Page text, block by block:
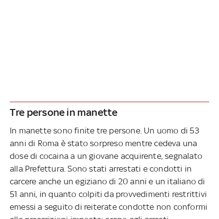
Tre persone in manette
In manette sono finite tre persone. Un uomo di 53
anni di Roma è stato sorpreso mentre cedeva una
dose di cocaina a un giovane acquirente, segnalato
alla Prefettura. Sono stati arrestati e condotti in
carcere anche un egiziano di 20 anni e un italiano di
51 anni, in quanto colpiti da provvedimenti restrittivi
emessi a seguito di reiterate condotte non conformi